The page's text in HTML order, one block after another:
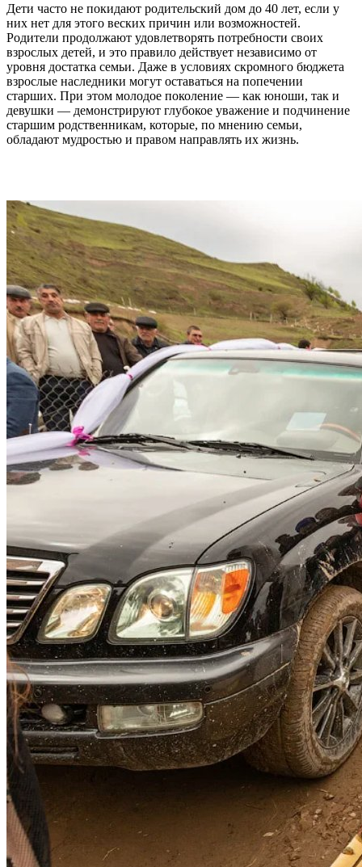
Дети часто не покидают родительский дом до 40 лет, если у
них нет для этого веских причин или возможностей.
Родители продолжают удовлетворять потребности своих
взрослых детей, и это правило действует независимо от
уровня достатка семьи. Даже в условиях скромного бюджета
взрослые наследники могут оставаться на попечении
старших. При этом молодое поколение — как юноши, так и
девушки — демонстрируют глубокое уважение и подчинение
старшим родственникам, которые, по мнению семьи,
обладают мудростью и правом направлять их жизнь.